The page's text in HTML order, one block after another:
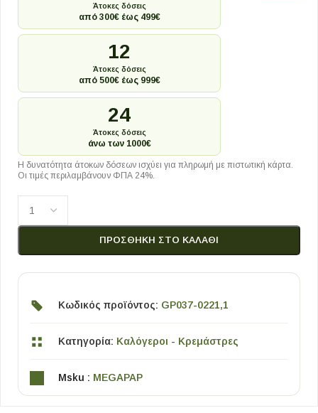
Άτοκες δόσεις
από 300€ έως 499€
12
Άτοκες δόσεις
από 500€ έως 999€
24
Άτοκες δόσεις
άνω των 1000€
Η δυνατότητα άτοκων δόσεων ισχύει για πληρωμή με πιστωτική κάρτα.
Οι τιμές περιλαμβάνουν ΦΠΑ 24%.
ΠΡΟΣΘΉΚΗ ΣΤΟ ΚΑΛΆΘΙ
Κωδικός προϊόντος: GP037-0221,1
Κατηγορία: Καλόγεροι - Κρεμάστρες
Msku : MEGAPAP